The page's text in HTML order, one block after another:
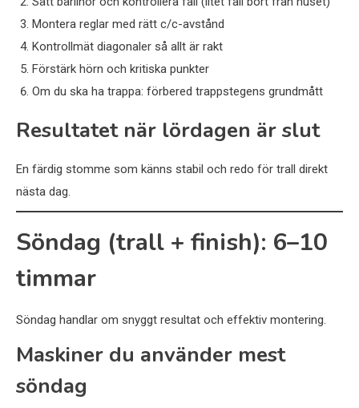
Montera reglar med rätt c/c-avstånd
Kontrollmät diagonaler så allt är rakt
Förstärk hörn och kritiska punkter
Om du ska ha trappa: förbered trappstegens grundmått
Resultatet när lördagen är slut
En färdig stomme som känns stabil och redo för trall direkt
nästa dag.
Söndag (trall + finish): 6–10
timmar
Söndag handlar om snyggt resultat och effektiv montering.
Maskiner du använder mest
söndag